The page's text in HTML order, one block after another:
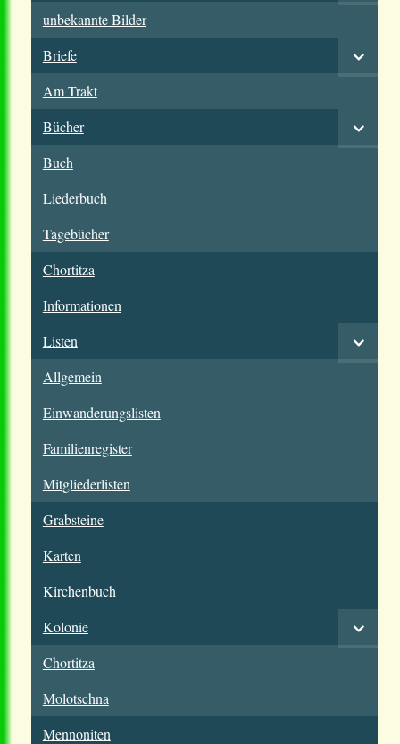
unbekannte Bilder
Briefe
Am Trakt
Bücher
Buch
Liederbuch
Tagebücher
Chortitza
Informationen
Listen
Allgemein
Einwanderungslisten
Familienregister
Mitgliederlisten
Grabsteine
Karten
Kirchenbuch
Kolonie
Chortitza
Molotschna
Mennoniten